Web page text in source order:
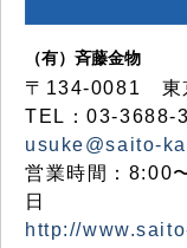
（有）斉藤金物
〒134-0081 東
TEL：03-3688-
usuke@saito-
営業時間：8:00
日
http://